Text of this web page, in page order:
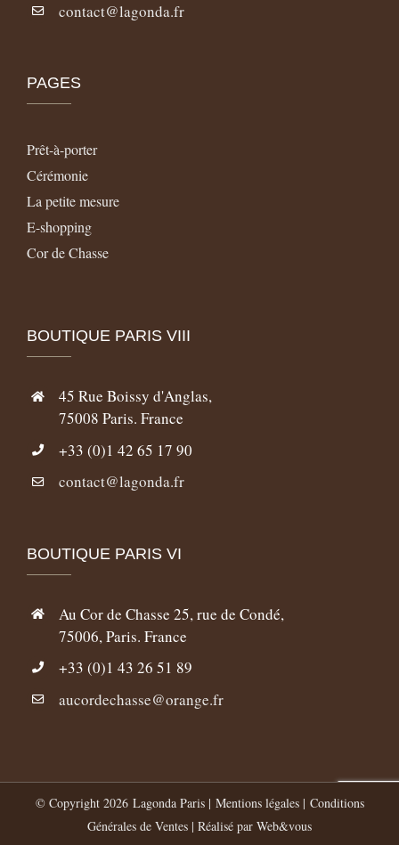
contact@lagonda.fr
PAGES
Prêt-à-porter
Cérémonie
La petite mesure
E-shopping
Cor de Chasse
BOUTIQUE PARIS VIII
45 Rue Boissy d'Anglas,
75008 Paris. France
+33 (0)1 42 65 17 90
contact@lagonda.fr
BOUTIQUE PARIS VI
Au Cor de Chasse 25, rue de Condé,
75006, Paris. France
+33 (0)1 43 26 51 89
aucordechasse@orange.fr
© Copyright 2026 Lagonda Paris | Mentions légales| Conditions
Générales de Ventes | Réalisé par Web&vous